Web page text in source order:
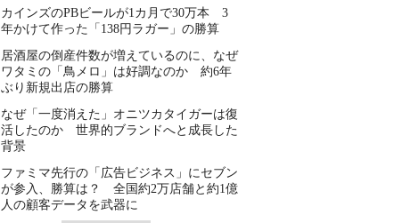
カインズのPBビールが1カ月で30万本 3
年かけて作った「138円ラガー」の勝算
居酒屋の倒産件数が増えているのに、なぜ
ワタミの「鳥メロ」は好調なのか 約6年
ぶり新規出店の勝算
なぜ「一度消えた」オニツカタイガーは復
活したのか 世界的ブランドへと成長した
背景
ファミマ先行の「広告ビジネス」にセブン
が参入、勝算は？ 全国約2万店舗と約1億
人の顧客データを武器に